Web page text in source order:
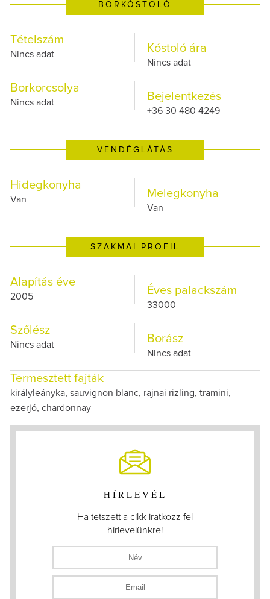
BORKÓSTOLÓ
Tételszám
Nincs adat Kóstoló ára
Nincs adat
Borkorcsolya
Nincs adat Bejelentkezés
+36 30 480 4249
VENDÉGLÁTÁS
Hidegkonyha
Van Melegkonyha
Van
SZAKMAI PROFIL
Alapítás éve
2005 Éves palackszám
33000
Szőlész
Nincs adat Borász
Nincs adat
Termesztett fajták
királyleányka, sauvignon blanc, rajnai rizling, tramini,
ezerjó, chardonnay
HÍRLEVÉL
Ha tetszett a cikk iratkozz fel
hírlevelünkre!